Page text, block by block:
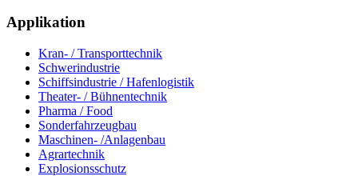
Applikation
Kran- / Transporttechnik
Schwerindustrie
Schiffsindustrie / Hafenlogistik
Theater- / Bühnentechnik
Pharma / Food
Sonderfahrzeugbau
Maschinen- /Anlagenbau
Agrartechnik
Explosionsschutz